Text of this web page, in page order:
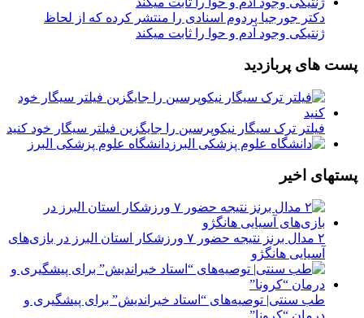
دکتر جورجیا پردوم اسنادی را منتشر کرده که از لحاظ
ژنتیکی وجود آدم و حوا را ثابت میکند
پست های پربازدید
فیلتر ترک سیگار نیکوپرسین را جایگزین فیلتر سیگار خود کنید
دانشگاه علوم پزشکی البرز
پستهای اخیر
۲ مدال برنز نتیجه حضور ۷ ورزشکار استان البرز در بازی‌های
آسیایی هانگژو
طب سنتی| توصیه‌‌های “استاد خیراندیش” برای پیشگیری و